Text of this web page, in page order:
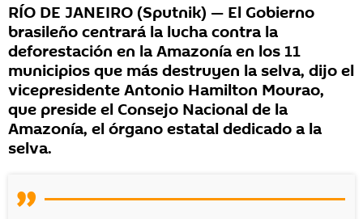
RÍO DE JANEIRO (Sputnik) — El Gobierno
brasileño centrará la lucha contra la
deforestación en la Amazonía en los 11
municipios que más destruyen la selva, dijo el
vicepresidente Antonio Hamilton Mourao,
que preside el Consejo Nacional de la
Amazonía, el órgano estatal dedicado a la
selva.